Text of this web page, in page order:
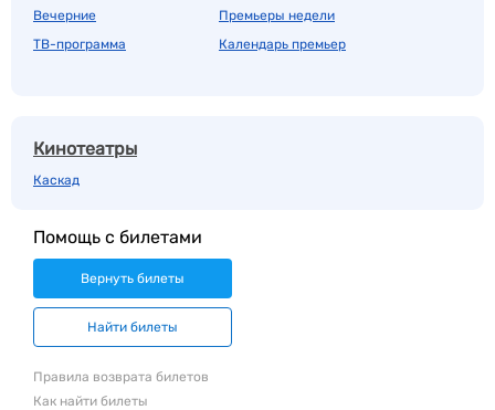
Вечерние
ТВ-программа
Премьеры недели
Календарь премьер
Кинотеатры
Каскад
Помощь с билетами
Вернуть билеты
Найти билеты
Правила возврата билетов
Как найти билеты